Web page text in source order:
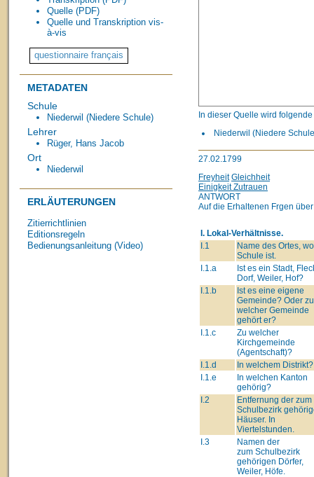
Quelle (PDF)
Quelle und Transkription vis-
à-vis
METADATEN
Schule
Niederwil (Niedere Schule)
Lehrer
Rüger, Hans Jacob
Ort
Niederwil
ERLÄUTERUNGEN
Zitierrichtlinien
Editionsregeln
Bedienungsanleitung (Video)
In dieser Quelle wird
Niederwil (Niedere
27.02.1799
Freyheit Gleichheit
Einigkeit Zutrauen
ANTWORT
Auf die Erhaltenen Frgen
I. Lokal-Verhältnisse.
I.1
Name des Ortes,
Schule ist.
I.1.a
Ist es ein Stadt,
Dorf, Weiler, Hof?
I.1.b
Ist es eine eigene
Gemeinde? Oder zu
welcher Gemeinde
gehört er?
I.1.c
Zu welcher
Kirchgemeinde
(Agentschaft)?
I.1.d
In welchem Distrikt?
I.1.e
In welchen Kanton
gehörig?
I.2
Entfernung der zum
Schulbezirk
Häuser. In
Viertelstunden.
I.3
Namen der
zum Schulbezirk
gehörigen Dörfer,
Weiler, Höfe.